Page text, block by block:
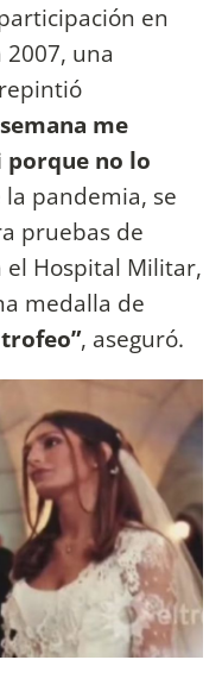
en
una
me
porque no lo
pandemia, se
pruebas de
el Hospital Militar,
medalla de
, aseguró.